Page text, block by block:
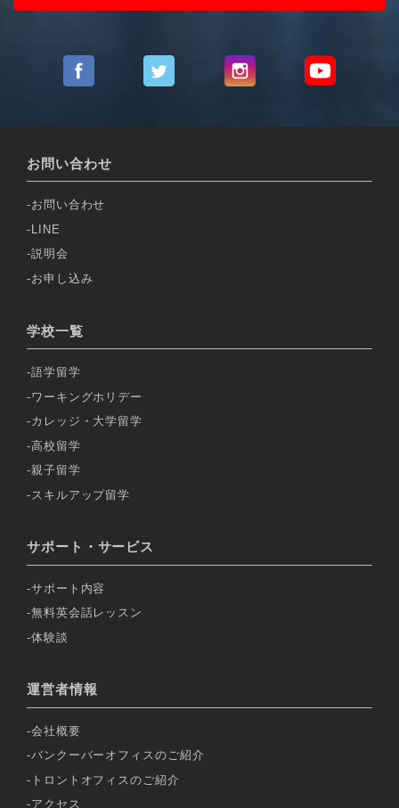
お問い合わせ
お問い合わせ
LINE
説明会
お申し込み
学校一覧
語学留学
ワーキングホリデー
カレッジ・大学留学
高校留学
親子留学
スキルアップ留学
サポート・サービス
サポート内容
無料英会話レッスン
体験談
運営者情報
会社概要
バンクーバーオフィスのご紹介
トロントオフィスのご紹介
アクセス